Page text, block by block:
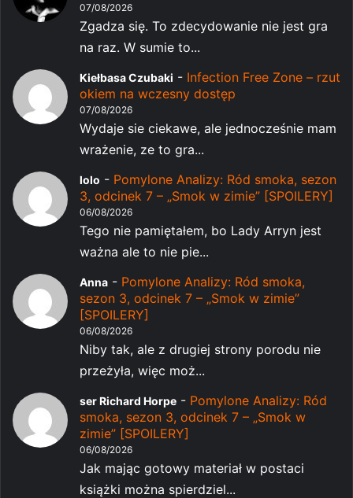
07/08/2026
Zgadza się. To zdecydowanie nie jest gra
na raz. W sumie to...
Kiełbasa Czubaki - Infection Free Zone – rzut
okiem na wczesny dostęp
07/08/2026
Wydaje sie ciekawe, ale jednocześnie mam
wrażenie, ze to gra...
lolo - Pomylone Analizy: Ród smoka, sezon
3, odcinek 7 – „Smok w zimie” [SPOILERY]
06/08/2026
Tego nie pamiętałem, bo Lady Arryn jest
ważna ale to nie pie...
Anna - Pomylone Analizy: Ród smoka,
sezon 3, odcinek 7 – „Smok w zimie”
[SPOILERY]
06/08/2026
Niby tak, ale z drugiej strony porodu nie
przeżyła, więc moż...
ser Richard Horpe - Pomylone Analizy: Ród
smoka, sezon 3, odcinek 7 – „Smok w
zimie” [SPOILERY]
06/08/2026
Jak mając gotowy materiał w postaci
książki można spierdziel...